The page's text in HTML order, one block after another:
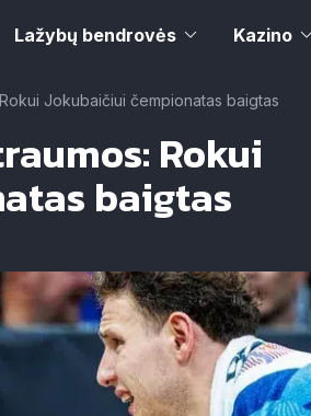
Lažybų bendrovės Kazino
Jokubaičiui čempionatas baigtas
Rokui
baigtas